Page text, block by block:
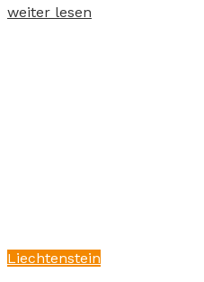
weiter lesen
Liechtenstein